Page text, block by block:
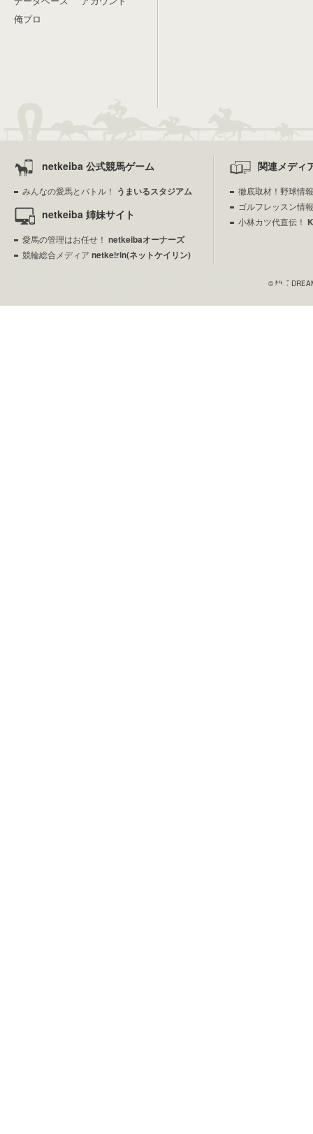
俺プロ
netkeiba 公式競馬ゲーム
みんなの愛馬とバトル！ うまいるスタジアム
netkeiba 姉妹サイト
愛馬の管理はお任せ！ netkeibaオーナーズ
競輪総合メディア netkeirin(ネットケイリン)
関連メディ
徹底取材！野球情
ゴルフレッスン情
小林カツ代直伝！
© NET